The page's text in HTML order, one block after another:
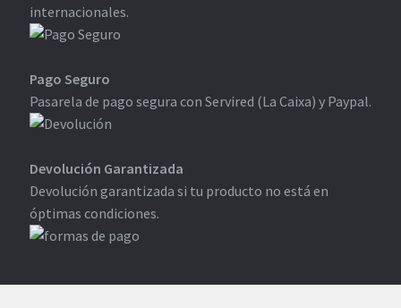
internacionales.
Pago Seguro
Pasarela de pago segura con Servired (La Caixa) y Paypal.
Devolución Garantizada
Devolución garantizada si tu producto no está en
óptimas condiciones.